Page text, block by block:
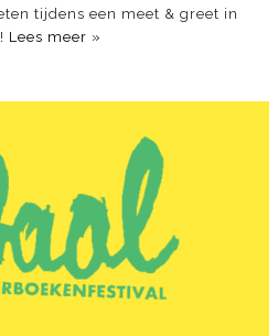
tijdens een meet & greet in
Lees meer »